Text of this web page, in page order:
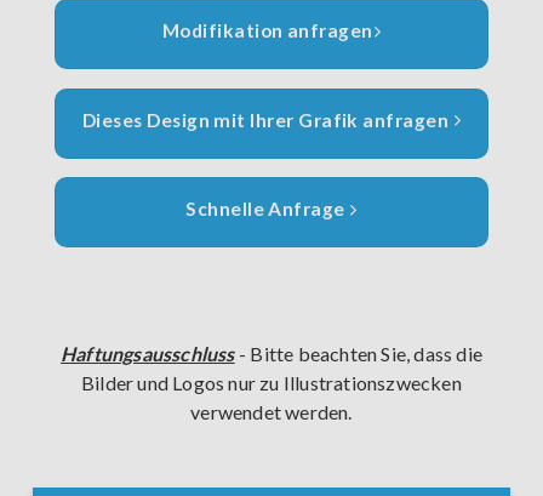
Modifikation anfragen
Dieses Design mit Ihrer Grafik anfragen
Schnelle Anfrage
Haftungsausschluss- Bitte beachten Sie, dass die
Bilder und Logos nur zu Illustrationszwecken
verwendet werden.